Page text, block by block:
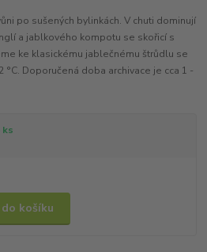
po sušených bylinkách. V chuti dominují
a jablkového kompotu se skořicí s
ke klasickému jablečnému štrůdlu se
Doporučená doba archivace je cca 1 -
ks
košíku